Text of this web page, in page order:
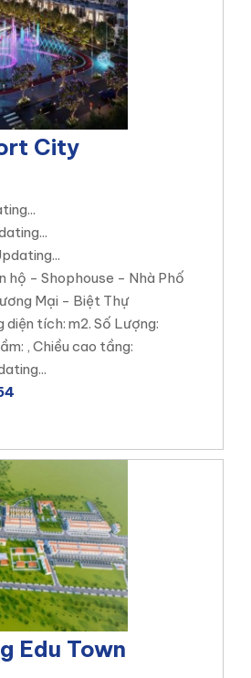
City
hộ - Shophouse - Nhà Phố
Mại - Biệt Thự
diện tích: m2. Số Lượng:
, Chiều cao tầng:
Edu Town